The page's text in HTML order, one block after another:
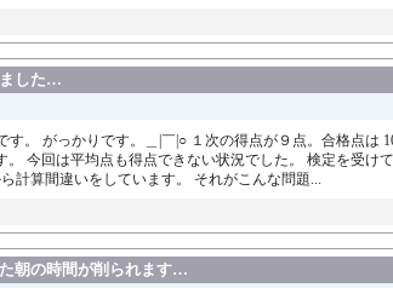
した…
す。 がっかりです。＿|￣|○ １次の得点が９点。合格点
。 今回は平均点も得点できない状況でした。 検定を受
計算間違いをしています。 それがこんな問題...
朝の時間が削られます…